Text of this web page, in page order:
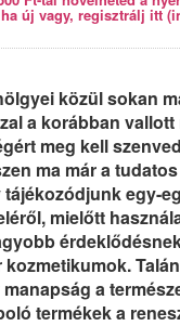
új vagy, regisztrálj itt
közül sokan
a korábban vallott
meg kell
ma már a
egy-
mielőtt
a
termékek a